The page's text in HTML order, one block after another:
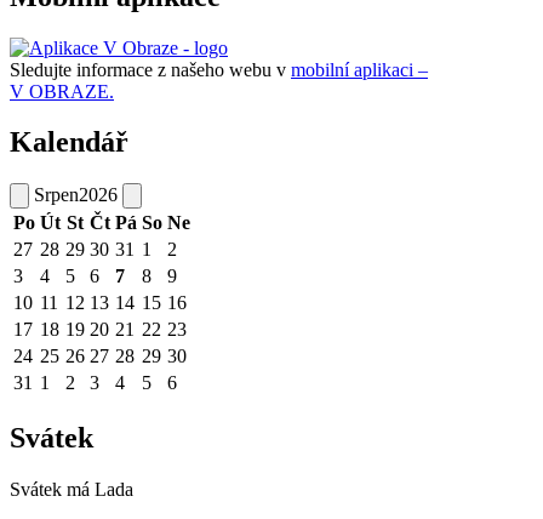
Sledujte informace z našeho webu v mobilní aplikaci –
V OBRAZE.
Kalendář
Srpen2026
Po Út St Čt Pá So Ne
27 28 29 30 31 1
2
3
4 5 6 7 8
9
10 11 12 13 14 15 16
17 18 19 20 21 22 23
24 25 26 27 28 29 30
31 1 2 3 4 5 6
Svátek
Svátek má Lada